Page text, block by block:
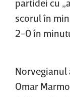
partidei cu
scorul în
2-0 în
Norvegianul
Omar